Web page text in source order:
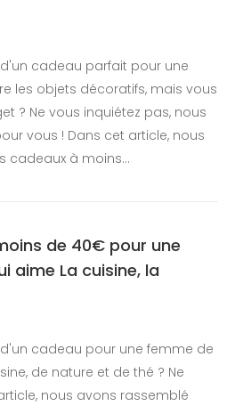
cadeau parfait pour une
les objets décoratifs, mais vous
? Ne vous inquiétez pas, nous
vous ! Dans cet article, nous
cadeaux à moins…
de 40€ pour une
aime La cuisine, la
cadeau pour une femme de
de nature et de thé ? Ne
nous avons rassemblé